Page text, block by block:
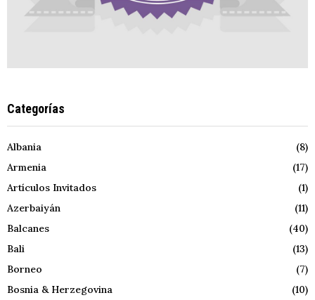
Categorías
Albania
(8)
Armenia
(17)
Artículos Invitados
(1)
Azerbaiyán
(11)
Balcanes
(40)
Bali
(13)
Borneo
(7)
Bosnia & Herzegovina
(10)